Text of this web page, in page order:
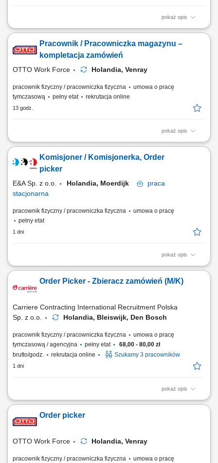
pokaż opis
Opis stanowiska: Realizacja zamówień dla klientów poprzez
magazynowych i systemów wspierających kompletację. Transport
produktów przy wykorzystaniu wózków magazynowych.
Pracownik / Pracowniczka magazynu –
kompletacja zamówień
OTTO Work Force Holandia, Venray
pracownik fizyczny / pracowniczka fizyczna
umowa o pracę
tymczasową
pełny etat rekrutacja online
13 godz.
pokaż opis
Opis stanowiska: zbieranie zamówień w nowoczesnym magazynie przy
pojemników transportowych, praca z artykułami o różnej wadze i
gabarytach, wykonywanie zadań w różnych strefach temperaturowych
Komisjoner / Komisjonerka, Order
picker
E&A Sp. z o.o. Holandia, Moerdijk
praca
stacjonarna
pracownik fizyczny / pracowniczka fizyczna
umowa o pracę
pełny etat
1 dni
pokaż opis
Zakres obowiązków: pakowanie i układanie towaru na palety; obsługa
miejscu) przepakowywanie, stickerowanie; zbieranie zamówień,
przyjmowanie zwrotów; kontrola jakości, obsługa komputera do
Order Picker - Zbieracz zamówień (M/K)
Carriere Contracting International Recruitment Polska
Sp. z o.o.
Holandia, Bleiswijk, Den Bosch
pracownik fizyczny / pracowniczka fizyczna
umowa o pracę
tymczasową / agencyjna
pełny etat
68,00 - 80,00 zł
brutto/godz.
rekrutacja online Szukamy 3 pracowników
1 dni
pokaż opis
Chcesz zacząć pracę za granicą i szukasz stabilnego zatrudnienia w
konkurencyjne wynagrodzenie, bezpieczne zakwaterowanie oraz
wsparcie na każdym etapie pracy. Nawet jeśli nie masz dużego
Order picker
OTTO Work Force Holandia, Venray
pracownik fizyczny / pracowniczka fizyczna
umowa o pracę